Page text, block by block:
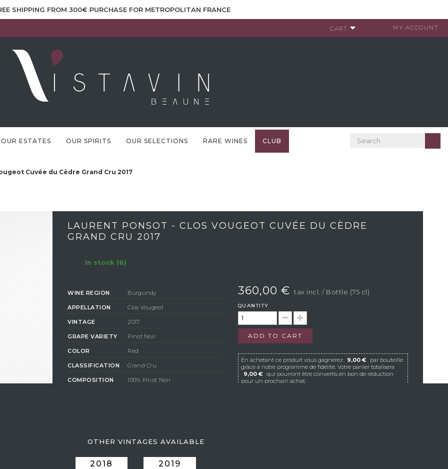
SHIPPING FROM 300€ PURCHASE FOR METROPOLITAN FRANCE
MY ACCOUNT
CART
OUR ESTATES OUR SPIRITS OUR SELECTIONS RARE WINES CLUB
Cuvée du Cèdre Grand Cru 2017
LAURENT PONSOT - CLOS VOUGEOT CUVÉE DU CÈDRE
GRAND CRU 2017
In stock (6)
WINE REGION Burgundy
APPELLATION Clos Vougeot
VINTAGE 2017
GRAPE VARIETY Pinot Noir
COLOR Red
CLASSIFICATION Grand Cru
COMPOSITION
100% Pinot Noir
360,00 € tax incl. / Bottle (75 cl)
QUANTITY
ADD TO CART
En achetant ce produit vous gagnerez 9,00 €
par bouteille
grâce à notre programme de fidélité. Votre panier totalisera
9,00 € qui pourront être convertis en bon de réduction
pour un prochain achat.
OTHER VINTAGES AVAILABLE
2018 2019